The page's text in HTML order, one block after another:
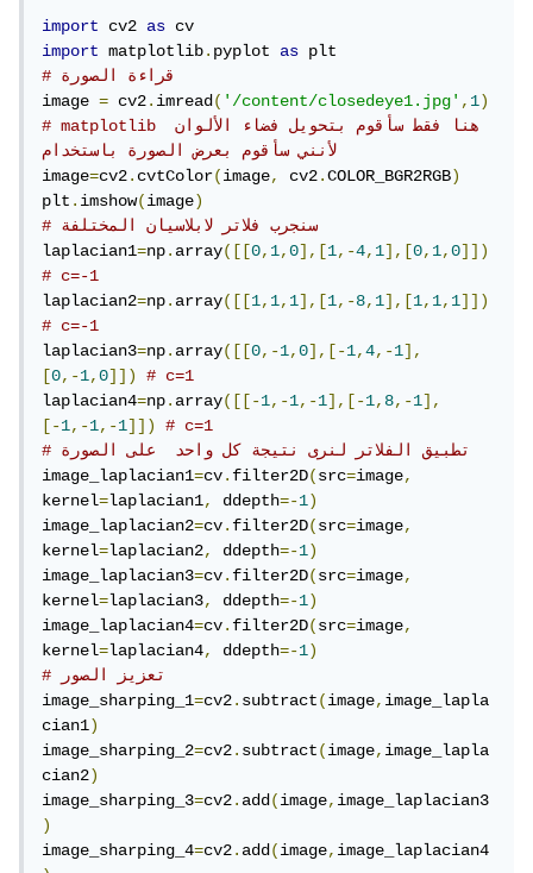
import cv2 as
import matplotlib.pyplot as
# قراءة الصورة
image = cv2.imread('/content/closedeye1.jpg',1)
# matplotlib هنا فقط سأقوم بتحويل فضاء الألوان
image=cv2.cvtColor(image, cv2.COLOR_BGR2RGB)
plt.imshow(image)
# سنجرب فلاتر لابلاسيان المختلفة
laplacian1=np.array([[0,1,0],[1,-4,1],[0,1,0]])
# c=-1
laplacian2=np.array([[1,1,1],[1,-8,1],[1,1,1]])
# c=-1
laplacian3=np.array([[0,-1,0],[-1,4,-1],
[0,-1,0]])
# c=1
laplacian4=np.array([[-1,-1,-1],[-1,8,-1],
[-1,-1,-1]])
# c=1
# تطبيق الفلاتر لنرى نتيجة كل واحد  على الصورة
image_laplacian1=cv.filter2D(src=image,
kernel=laplacian1, ddepth=-1)
image_laplacian2=cv.filter2D(src=image,
kernel=laplacian2, ddepth=-1)
image_laplacian3=cv.filter2D(src=image,
kernel=laplacian3, ddepth=-1)
image_laplacian4=cv.filter2D(src=image,
kernel=laplacian4, ddepth=-1)
# تعزيز الصور
image_sharping_1=cv2.subtract(image,image_lapla
cian1)
image_sharping_2=cv2.subtract(image,image_lapla
cian2)
image_sharping_3=cv2.add(image,image_laplacian3
)
image_sharping_4=cv2.add(image,image_laplacian4